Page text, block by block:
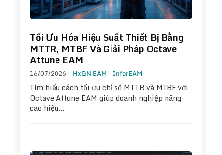
Tối Ưu Hóa Hiệu Suất Thiết Bị Bằng
MTTR, MTBF Và Giải Pháp Octave
Attune EAM
16/07/2026 HxGN EAM - InforEAM
Tìm hiểu cách tối ưu chỉ số MTTR và MTBF với
Octave Attune EAM giúp doanh nghiệp nâng
cao hiệu…